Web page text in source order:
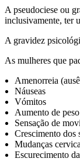
A pseudociese ou
inclusivamente, ter
A gravidez
As mulheres que
Amenorreia
Náuseas
Vómitos
Aumento de peso
Sensação de
Crescimento dos
Mudanças
Escurecimento